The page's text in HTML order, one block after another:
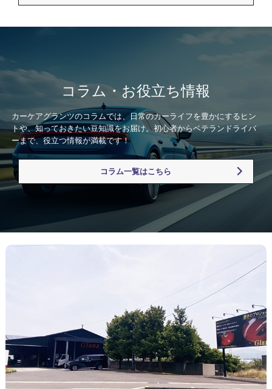
コラム・お役立ち情報
カーケアグランツのコラムでは、日常のカーライフを豊かにするヒン
トや、知っておきたい豆知識をお届け。初心者からベテランドライバ
ーまで、役立つ情報が満載です！
コラム一覧はこちら